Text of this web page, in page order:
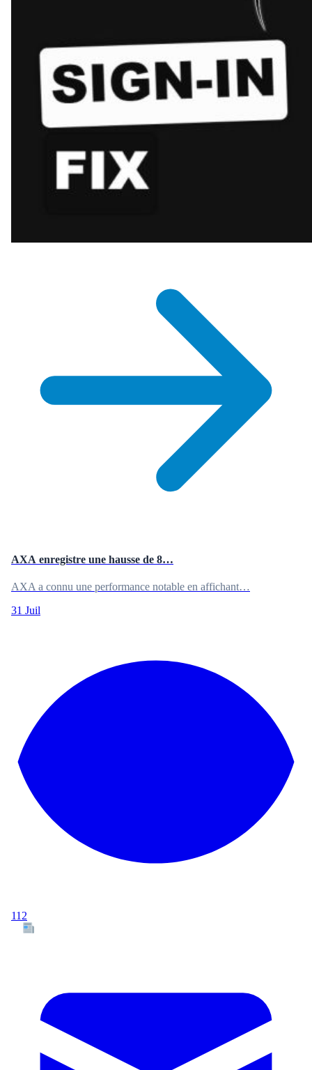
AXA enregistre une hausse de 8…
AXA a connu une performance notable en affichant…
31 Juil
112